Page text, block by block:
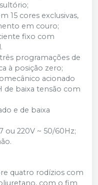
15 cores exclusivas,
em couro;
fixo com
programações de
à posição zero;
acionado
baixa tensão com
e de baixa
ou 220V ~ 50/60Hz;
quatro rodízios com
com o fim